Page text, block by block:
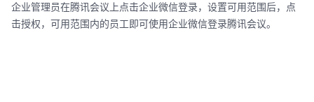
企业管理员在腾讯会议上点击企业微信登录，设置可用范围后，点
击授权，可用范围内的员工即可使用企业微信登录腾讯会议。